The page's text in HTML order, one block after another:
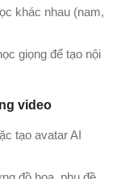
khác nhau (nam,
giọng để tạo nội
video
tạo avatar AI